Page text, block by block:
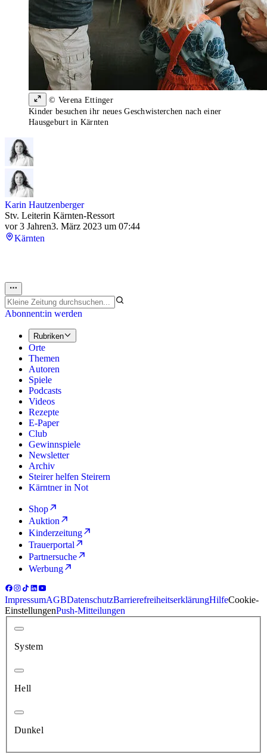
© Verena Ettinger
Kinder besuchen ihr neues Geschwisterchen nach einer
Hausgeburt in Kärnten
Karin Hautzenberger
Stv. Leiterin Kärnten-Ressort
vor 3 Jahren3. März 2023 um 07:44
Kärnten
Abonnent:in werden
Rubriken
Orte
Themen
Autoren
Spiele
Podcasts
Videos
Rezepte
E-Paper
Club
Gewinnspiele
Newsletter
Archiv
Steirer helfen Steirern
Kärntner in Not
Shop
Auktion
Kinderzeitung
Trauerportal
Partnersuche
Werbung
ImpressumAGBDatenschutzBarrierefreiheitserklärungHilfeCookie-
EinstellungenPush-Mitteilungen
System
Hell
Dunkel